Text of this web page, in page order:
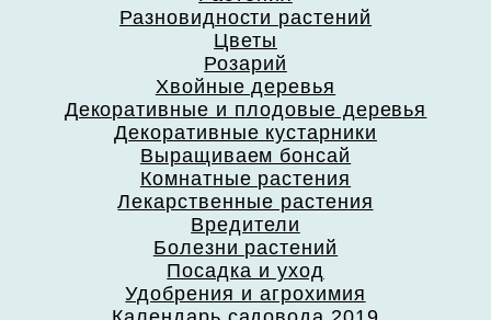
Разновидности растений
Цветы
Розарий
Хвойные деревья
Декоративные и плодовые деревья
Декоративные кустарники
Выращиваем бонсай
Комнатные растения
Лекарственные растения
Вредители
Болезни растений
Посадка и уход
Удобрения и агрохимия